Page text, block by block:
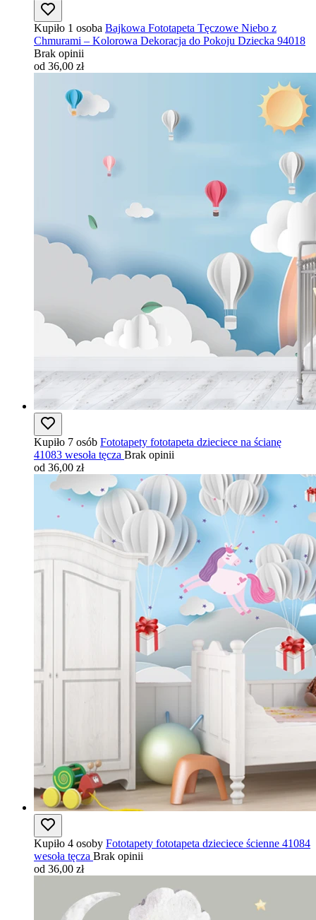
Kupiło 1 osoba Bajkowa Fototapeta Tęczowe Niebo z
Chmurami – Kolorowa Dekoracja do Pokoju Dziecka 94018
Brak opinii
od 36,00 zł
Kupiło 7 osób Fototapety fototapeta dzieciece na ścianę
41083 wesoła tęcza Brak opinii
od 36,00 zł
Kupiło 4 osoby Fototapety fototapeta dzieciece ścienne 41084
wesoła tęcza Brak opinii
od 36,00 zł